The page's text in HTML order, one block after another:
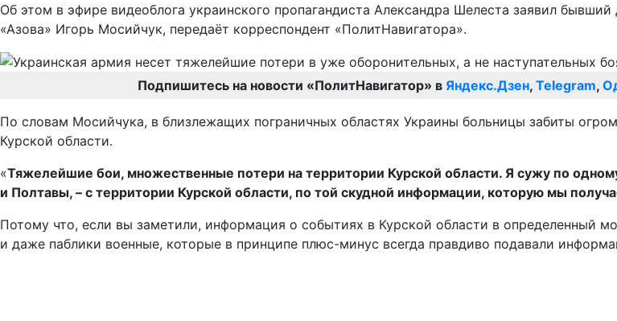
Об этом в эфире видеоблога украинского пропагандиста Александра Шелеста заявил
«Азова» Игорь Мосийчук, передаёт корреспондент «ПолитНавигатора».
Подпишитесь на новости «ПолитНавигатор» в Яндекс.Дзен, Telegram,
По словам Мосийчука, в близлежащих пограничных областях Украины больницы забиты
Курской области.
«Тяжелейшие бои, множественные потери на территории Курской области. Я сужу по
и Полтавы, – с территории Курской области, по той скудной информации, которую мы
Потому что, если вы заметили, информация о событиях в Курской области в определенный
и даже паблики военные, которые в принципе плюс-минус всегда правдиво подавали